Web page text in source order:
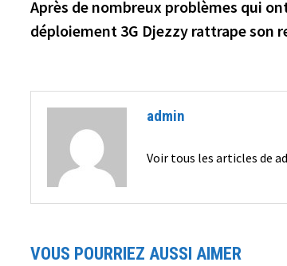
de
l’article
précédente :
Après de nombreux problèmes qui
déploiement 3G Djezzy rattrape son
admin
Voir tous les articles de
VOUS POURRIEZ AUSSI AIMER